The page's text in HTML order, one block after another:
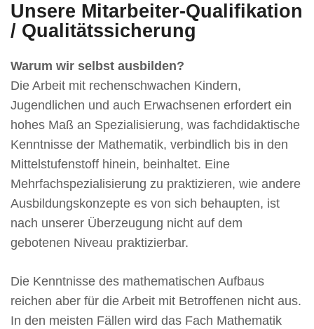
Unsere Mitarbeiter-Qualifikation
/ Qualitätssicherung
Warum wir selbst ausbilden?
Die Arbeit mit rechenschwachen Kindern,
Jugendlichen und auch Erwachsenen erfordert ein
hohes Maß an Spezialisierung, was fachdidaktische
Kenntnisse der Mathematik, verbindlich bis in den
Mittelstufenstoff hinein, beinhaltet. Eine
Mehrfachspezialisierung zu praktizieren, wie andere
Ausbildungskonzepte es von sich behaupten, ist
nach unserer Überzeugung nicht auf dem
gebotenen Niveau praktizierbar.
Die Kenntnisse des mathematischen Aufbaus
reichen aber für die Arbeit mit Betroffenen nicht aus.
In den meisten Fällen wird das Fach Mathematik